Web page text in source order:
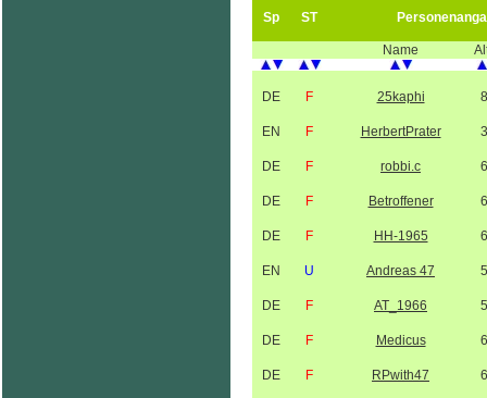
Sp ST
Name
DE F 25kaphi
EN F HerbertPrater
DE F robbi.c
DE F Betroffener
DE F HH-1965
EN U Andreas 47
DE F AT_1966
DE F Medicus
DE F RPwith47